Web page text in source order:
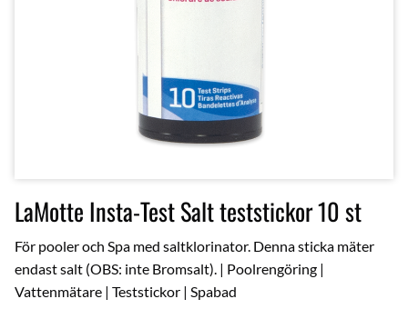
LaMotte Insta-Test Salt teststickor 10 st
För pooler och Spa med saltklorinator. Denna sticka mäter
endast salt (OBS: inte Bromsalt). | Poolrengöring |
Vattenmätare | Teststickor | Spabad